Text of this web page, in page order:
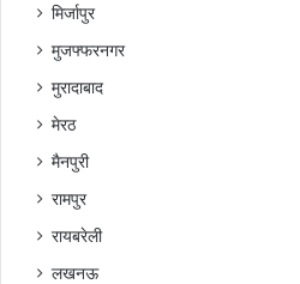
मिर्जापुर
मुजफ्फरनगर
मुरादाबाद
मेरठ
मैनपुरी
रामपुर
रायबरेली
लखनऊ